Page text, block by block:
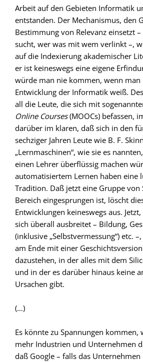
Arbeit auf den Gebieten Informatik
entstanden. Der Mechanismus, den
Bestimmung von Relevanz einsetzt
sucht, wer was mit wem verlinkt –,
auf die Indexierung akademischer
er ist keineswegs eine eigene
würde man nie kommen, wenn man
Entwicklung der Informatik weiß.
all die Leute, die sich mit
Online Courses(MOOCs) befassen,
darüber im klaren, daß sich in den
sechziger Jahren Leute wie B. F.
„Lernmaschinen“, wie sie es
einen Lehrer überflüssig machen
automatisiertem Lernen haben eine
Tradition. Daß jetzt eine Gruppe von
Bereich eingesprungen ist, löscht
Entwicklungen keineswegs aus.
sich überall ausbreitet – Bildung,
(inklusive „Selbstvermessung“) etc.
am Ende mit einer
dazustehen, in der alles mit dem
und in der es darüber hinaus keine
Ursachen gibt.
(…)
Es könnte zu Spannungen kommen,
mehr Industrien und Unternehmen
daß Google – falls das